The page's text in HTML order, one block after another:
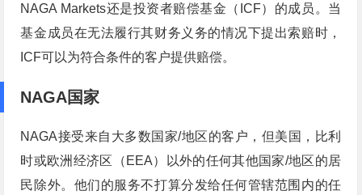
NAGA Markets还是投资者赔偿基金（ICF）的成员。当
基金成员在无法履行其财务义务的情况下提出索赔时，
ICF可以为符合条件的客户提供赔偿。
NAGA国家
NAGA接受来自大多数国家/地区的客户，但美国，比利
时或欧洲经济区（EEA）以外的任何其他国家/地区的居
民除外。他们的服务不打算分发给任何管辖范围内的任